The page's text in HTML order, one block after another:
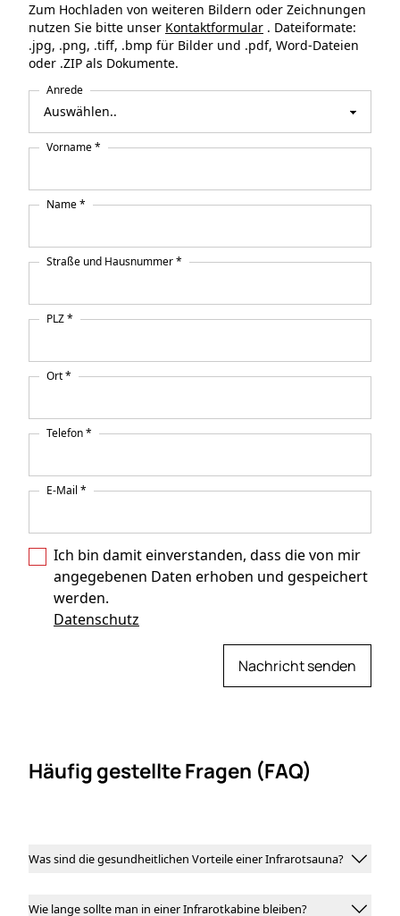
Zum Hochladen von weiteren Bildern oder Zeichnungen
nutzen Sie bitte unser Kontaktformular . Dateiformate:
.jpg, .png, .tiff, .bmp für Bilder und .pdf, Word-Dateien
oder .ZIP als Dokumente.
Anrede
Vorname *
Name *
Straße und Hausnummer *
PLZ *
Ort *
Telefon *
E-Mail *
Ich bin damit einverstanden, dass die von mir
angegebenen Daten erhoben und gespeichert
werden.
Datenschutz
Nachricht senden
Häufig gestellte Fragen (FAQ)
Was sind die gesundheitlichen Vorteile einer Infrarotsauna? 
Was sind die gesundheitlichen Vorteile einer
Wie lange sollte man in einer Infrarotkabine bleiben? 